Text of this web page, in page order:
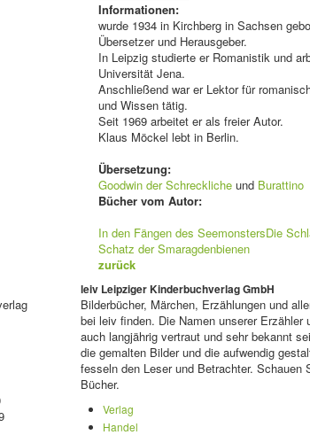
Informationen:
wurde 1934 in Kirchberg in Sachsen
Übersetzer und Herausgeber.
In Leipzig studierte er Romanistik und
Universität Jena.
Anschließend war er Lektor für
und Wissen tätig.
Seit 1969 arbeitet er als freier Autor.
Klaus Möckel lebt in Berlin.
Übersetzung:
Goodwin der Schreckliche und Burattino
Bücher vom Autor:
In den Fängen des SeemonstersDie
Schatz der Smaragdenbienen
zurück
leiv Leipziger Kinderbuchverlag GmbH
Bilderbücher, Märchen, Erzählungen und
bei leiv finden. Die Namen unserer
auch langjährig vertraut und sehr bekannt
die gemalten Bilder und die aufwendig
fesseln den Leser und Betrachter.
Bücher.
Verlag
Handel